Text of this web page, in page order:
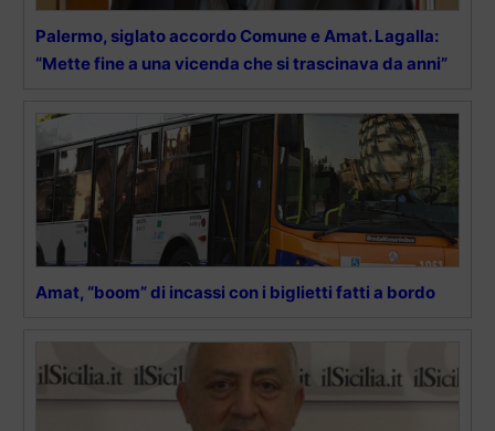
Palermo, siglato accordo Comune e Amat. Lagalla:
“Mette fine a una vicenda che si trascinava da anni”
Amat, “boom” di incassi con i biglietti fatti a bordo